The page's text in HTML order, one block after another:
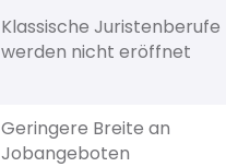
Klassische Juristenberufe
werden nicht eröffnet
Geringere Breite an
Jobangeboten